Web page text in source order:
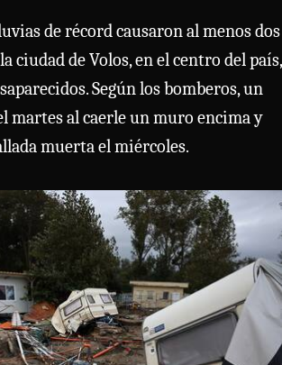
de récord causaron al menos dos
ciudad de Volos, en el centro del país,
Según los bomberos, un
martes al caerle un muro encima y
muerta el miércoles.